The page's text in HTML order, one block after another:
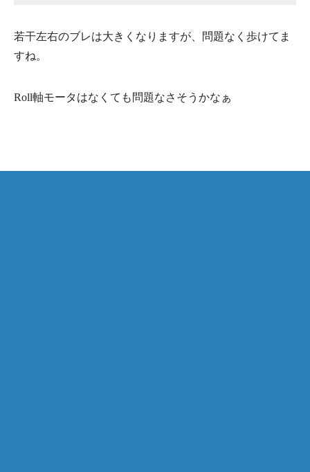
若干左右のブレは大きくなりますが、問題なく歩けてま
すね。
Roll軸モータはなくても問題なさそうかなぁ